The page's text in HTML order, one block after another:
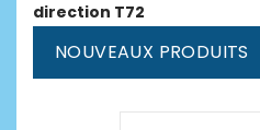
direction T72
NOUVEAUX PRODUITS